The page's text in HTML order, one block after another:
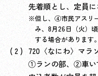
先着順とし、定員に
但し、④市民アスリ
み、8月26日（火）
する場合があります。
720〈なにわ〉マラ
①ランの部、②車い